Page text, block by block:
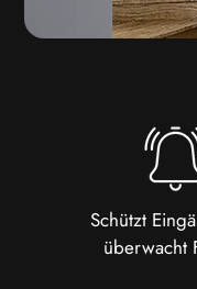
Schützt
überwacht